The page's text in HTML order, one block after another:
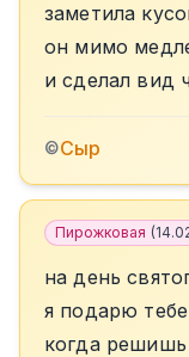
заметила
он мимо
и сделал вид
©Сыр
Пирожковая (
на день
я подарю
когда решишь